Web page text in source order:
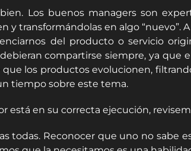
Los buenos managers son
transformándolas en algo “nuevo”.
del producto o servicio
compartirse siempre, ya
los productos evolucionen,
tiempo sobre este tema.
está en su correcta ejecución,
todas. Reconocer que uno no sabe